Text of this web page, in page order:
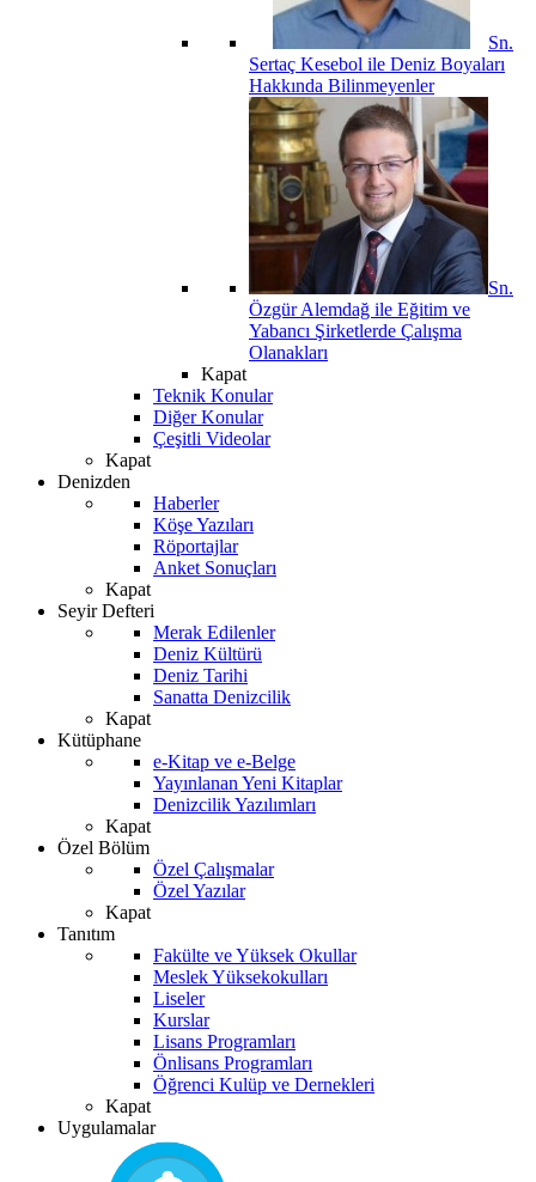
Sn.
Sertaç Kesebol ile Deniz Boyaları
Hakkında Bilinmeyenler
Sn.
Özgür Alemdağ ile Eğitim ve
Yabancı Şirketlerde Çalışma
Olanakları
Kapat
Teknik Konular
Diğer Konular
Çeşitli Videolar
Kapat
Denizden
Haberler
Köşe Yazıları
Röportajlar
Anket Sonuçları
Kapat
Seyir Defteri
Merak Edilenler
Deniz Kültürü
Deniz Tarihi
Sanatta Denizcilik
Kapat
Kütüphane
e-Kitap ve e-Belge
Yayınlanan Yeni Kitaplar
Denizcilik Yazılımları
Kapat
Özel Bölüm
Özel Çalışmalar
Özel Yazılar
Kapat
Tanıtım
Fakülte ve Yüksek Okullar
Meslek Yüksekokulları
Liseler
Kurslar
Lisans Programları
Önlisans Programları
Öğrenci Kulüp ve Dernekleri
Kapat
Uygulamalar